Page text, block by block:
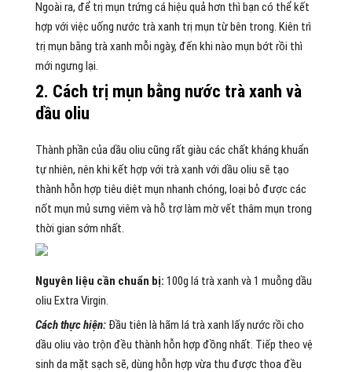
Ngoài ra, để trị mụn trứng cá hiệu quả hơn thì bạn có thể kết
hợp với việc uống nước trà xanh trị mụn từ bên trong. Kiên trì
trị mụn bằng trà xanh mỗi ngày, đến khi nào mụn bớt rồi thì
mới ngưng lại.
2. Cách trị mụn bằng nước trà xanh và
dầu oliu
Thành phần của dầu oliu cũng rất giàu các chất kháng khuẩn
tự nhiên, nên khi kết hợp với trà xanh với dầu oliu sẽ tạo
thành hỗn hợp tiêu diệt mụn nhanh chóng, loại bỏ được các
nốt mụn mủ sưng viêm và hỗ trợ làm mờ vết thâm mụn trong
thời gian sớm nhất.
Nguyên liệu cần chuẩn bị: 100g lá trà xanh và 1 muỗng dầu
oliu Extra Virgin.
Cách thực hiện:Đầu tiên là hãm lá trà xanh lấy nước rồi cho
dầu oliu vào trộn đều thành hỗn hợp đồng nhất. Tiếp theo vệ
sinh da mặt sạch sẽ, dùng hỗn hợp vừa thu được thoa đều